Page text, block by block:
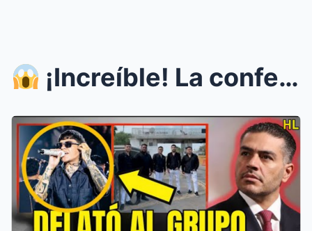
¡Increíble! La confesión que desmantela la verda...